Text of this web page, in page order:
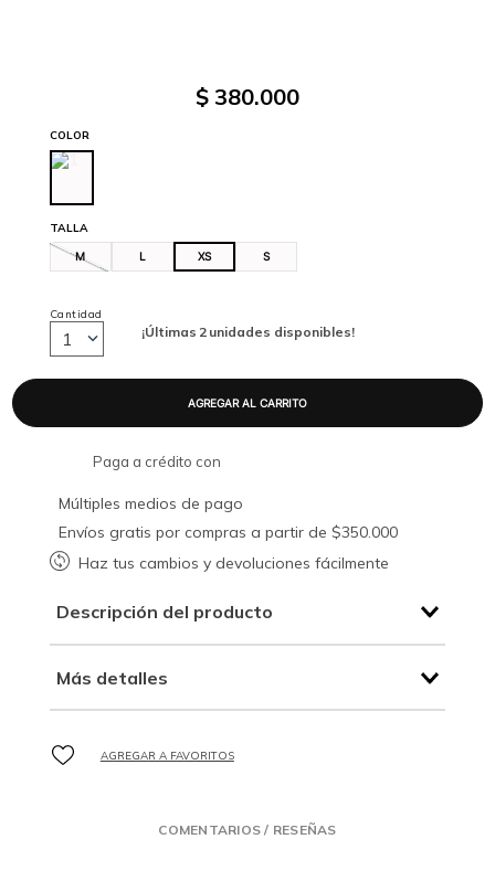
$ 380.000
TALLA
M L XS S
COLOR
¡Últimas 2 unidades disponibles!
Cantidad
1
Paga a crédito con
Múltiples medios de pago
Envíos gratis por compras a partir de $350.000
Haz tus cambios y devoluciones fácilmente
Descripción del producto
Más detalles
COMENTARIOS / RESEÑAS